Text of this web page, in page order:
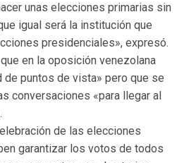
unas elecciones primarias sin
igual será la institución que
presidenciales», expresó.
en la oposición venezolana
de puntos de vista» pero que se
conversaciones «para llegar al
de las elecciones
garantizar los votos de todos